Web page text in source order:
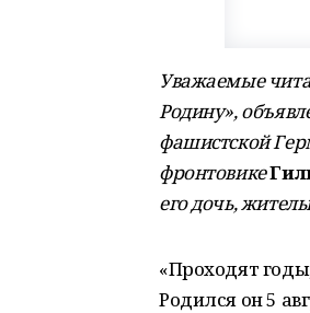
Уважаемые
Родину»,
фашистской
фронтовике
его дочь,
«Проходят
Родился он 5